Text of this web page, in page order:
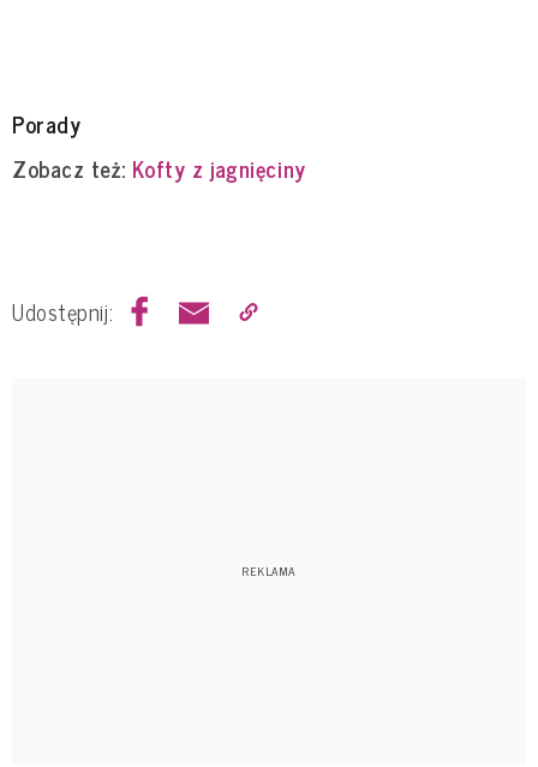
Porady
Zobacz też: Kofty z jagnięciny
Udostępnij: